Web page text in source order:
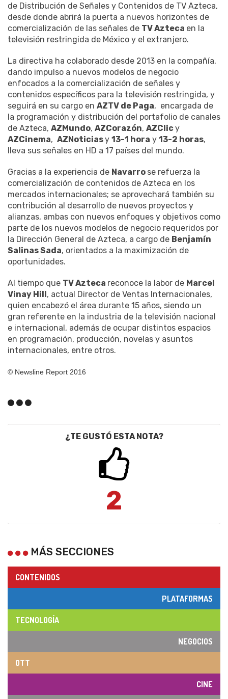
de Distribución de Señales y Contenidos de TV Azteca,
desde donde abrirá la puerta a nuevos horizontes de
comercialización de las señales de TV Azteca en la
televisión restringida de México y el extranjero.
La directiva ha colaborado desde 2013 en la compañía,
dando impulso a nuevos modelos de negocio
enfocados a la comercialización de señales y
contenidos específicos para la televisión restringida, y
seguirá en su cargo en AZTV de Paga, encargada de
la programación y distribución del portafolio de canales
de Azteca, AZMundo, AZCorazón, AZClicy
AZCinema, AZNoticiasy 13-1 hora y 13-2 horas,
lleva sus señales en HD a 17 países del mundo.
Gracias a la experiencia de Navarro se refuerza la
comercialización de contenidos de Azteca en los
mercados internacionales; se aprovechará también su
contribución al desarrollo de nuevos proyectos y
alianzas, ambas con nuevos enfoques y objetivos como
parte de los nuevos modelos de negocio requeridos por
la Dirección General de Azteca, a cargo de Benjamín
Salinas Sada, orientados a la maximización de
oportunidades.
Al tiempo que TV Azteca reconoce la labor de Marcel
Vinay Hill, actual Director de Ventas Internacionales,
quien encabezó el área durante 15 años, siendo un
gran referente en la industria de la televisión nacional
e internacional, además de ocupar distintos espacios
en programación, producción, novelas y asuntos
internacionales, entre otros.
© Newsline Report 2016
¿TE GUSTÓ ESTA NOTA?
2
MÁS SECCIONES
CONTENIDOS
PLATAFORMAS
TECNOLOGÍA
NEGOCIOS
OTT
CINE